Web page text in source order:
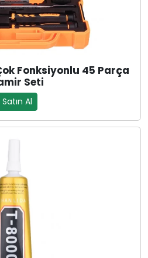
Fonksiyonlu 45 Parça
Seti
Satın Al